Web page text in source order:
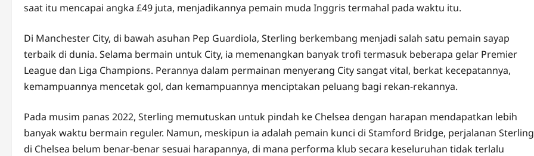
saat itu mencapai angka £49 juta, menjadikannya pemain muda Inggris termahal pada waktu itu.
Di Manchester City, di bawah asuhan Pep Guardiola, Sterling berkembang menjadi salah satu pemain sayap
terbaik di dunia. Selama bermain untuk City, ia memenangkan banyak trofi termasuk beberapa gelar Premier
League dan Liga Champions. Perannya dalam permainan menyerang City sangat vital, berkat kecepatannya,
kemampuannya mencetak gol, dan kemampuannya menciptakan peluang bagi rekan-rekannya.
Pada musim panas 2022, Sterling memutuskan untuk pindah ke Chelsea dengan harapan mendapatkan lebih
banyak waktu bermain reguler. Namun, meskipun ia adalah pemain kunci di Stamford Bridge, perjalanan Sterling
di Chelsea belum benar-benar sesuai harapannya, di mana performa klub secara keseluruhan tidak terlalu